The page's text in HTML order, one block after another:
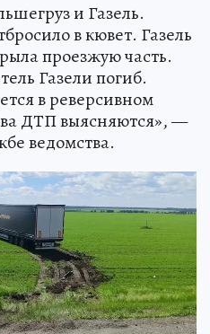
и Газель.
в кювет. Газель
проезжую часть.
Газели погиб.
в реверсивном
ДТП выясняются», —
ведомства.